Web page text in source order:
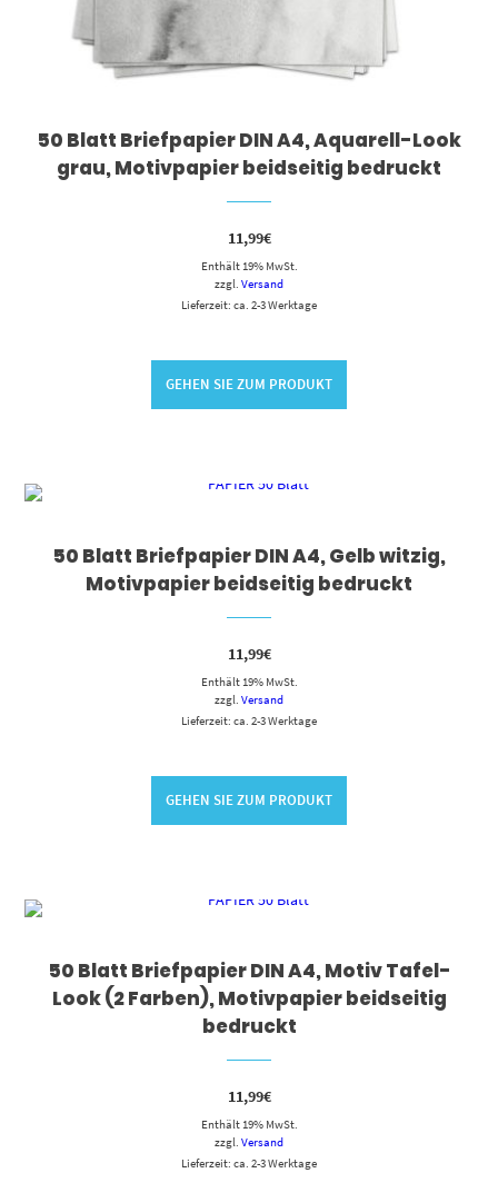
50 Blatt Briefpapier DIN A4, Aquarell-Look
grau, Motivpapier beidseitig bedruckt
11,99€
Enthält 19% MwSt.
zzgl. Versand
Lieferzeit: ca. 2-3 Werktage
GEHEN SIE ZUM PRODUKT
50 Blatt Briefpapier DIN A4, Gelb witzig,
Motivpapier beidseitig bedruckt
11,99€
Enthält 19% MwSt.
zzgl. Versand
Lieferzeit: ca. 2-3 Werktage
GEHEN SIE ZUM PRODUKT
50 Blatt Briefpapier DIN A4, Motiv Tafel-
Look (2 Farben), Motivpapier beidseitig
bedruckt
11,99€
Enthält 19% MwSt.
zzgl. Versand
Lieferzeit: ca. 2-3 Werktage